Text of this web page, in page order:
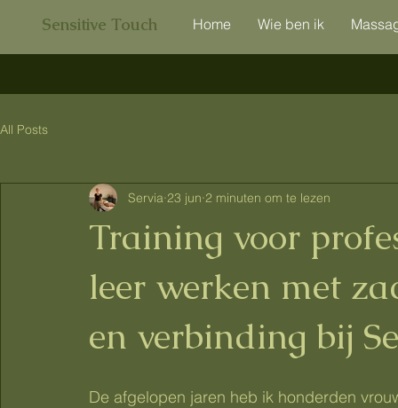
Sensitive Touch Home Wie ben ik
All Posts
Training voor
leer werken met
en verbinding bij
Servia 23 jun 2 minuten om te lezen
De afgelopen jaren heb ik honderden